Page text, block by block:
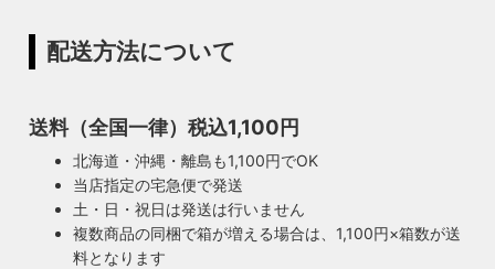
配送方法について
送料（全国一律）税込1,100円
北海道・沖縄・離島も1,100円でOK
当店指定の宅急便で発送
土・日・祝日は発送は行いません
複数商品の同梱で箱が増える場合は、1,100円×箱数が送
料となります